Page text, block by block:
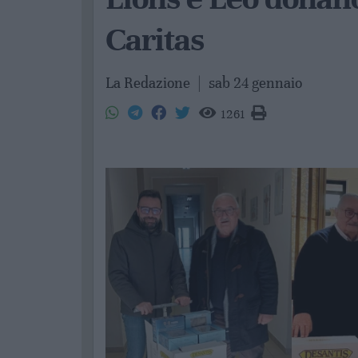
Caritas
La Redazione sab 24 gennaio
1261